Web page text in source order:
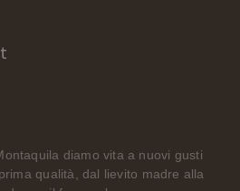
diamo vita a nuovi gusti
qualità, dal lievito madre alla